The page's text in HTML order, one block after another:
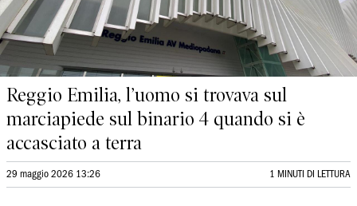
Reggio Emilia, l’uomo si trovava sul
marciapiede sul binario 4 quando si è
accasciato a terra
29 maggio 2026 13:26 1 MINUTI DI LETTURA